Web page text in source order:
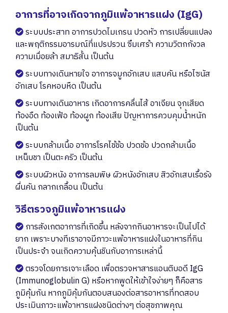
อาการที่อาจเกิดจากภูมิแพ้อาหารแฝง (IgG)
ระบบประสาท อาการปวดไมเกรน ปวดหัว การเปลี่ยนแปลง
และพฤติกรรมอารมณ์ที่แปรปรวน ซึมเศร้า ความวิตกกังวล
ความเมื่อยล้า สมาธิสั้น เป็นต้น
ระบบทางเดินหายใจ อาการจมูกอักเสบ แสบคัน หรือไซนัส
อักเสบ โรคหอบหืด เป็นต้น
ระบบทางเดินอาหาร เกิดอาการคลื่นไส้ อาเจียน จุกเสียด
ท้องอืด ท้องเฟ้อ ท้องผูก ท้องเสีย ปัญหาการควบคุมน้ำหนัก
เป็นต้น
ระบบกล้ามเนื้อ อาการโรคไข้ข้อ ปวดข้อ ปวดกล้ามเนื้อ
เหน็บชา เป็นตะคริว เป็นต้น
ระบบผิวหนัง อาการลมพิษ ผิวหนังอักเสบ สิวอักเสบเรื้อรัง
ผื่นคัน กลากเกลื้อน เป็นต้น
วิธีตรวจภูมิแพ้อาหารแฝง
การสังเกตอาการที่เกิดขึ้น หลังจากกินอาหารจะเป็นไปได้
ยาก เพราะบางทีเราอาจมีภาวะแพ้อาหารแฝงในอาหารที่กิน
เป็นประจำ จนเกิดความคุ้นชินกับอาการเหล่านี้
ตรวจโดยการเจาะเลือด เพื่อตรวจหาสารแอนติบอดี IgG
(Immunoglobulin G) หรือหากพูดให้เข้าใจง่ายๆ ก็คือสาร
ภูมิคุ้มกัน หากภูมิคุ้มกันตอบสนองต่อสารอาหารที่ทดสอบ
ประเมินภาวะแพ้อาหารแฝงชนิดต่างๆ ต่อสุขภาพคุณ